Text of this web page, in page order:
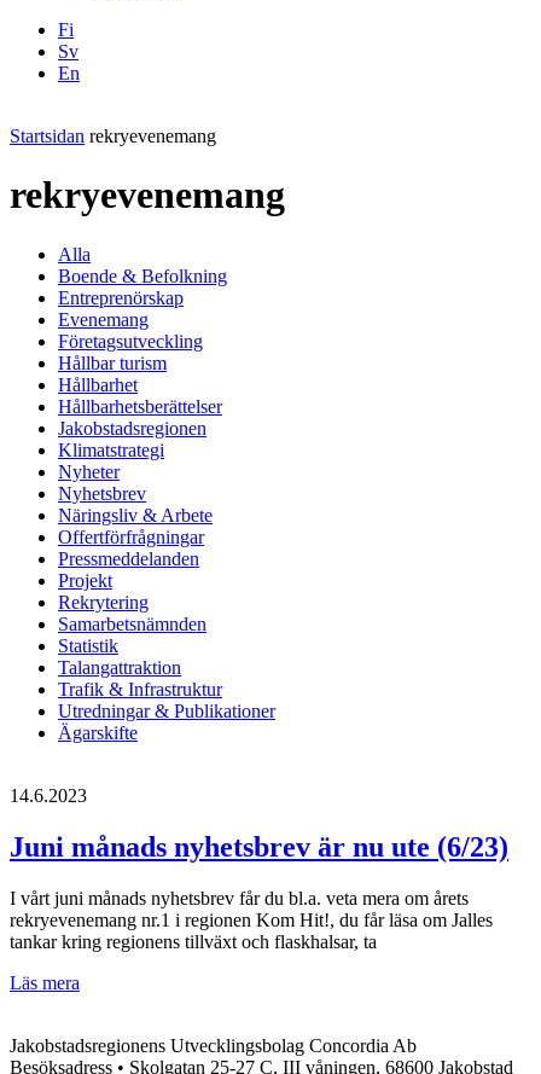
Fi
Sv
En
Startsidan rekryevenemang
rekryevenemang
Alla
Boende & Befolkning
Entreprenörskap
Evenemang
Företagsutveckling
Hållbar turism
Hållbarhet
Hållbarhetsberättelser
Jakobstadsregionen
Klimatstrategi
Nyheter
Nyhetsbrev
Näringsliv & Arbete
Offertförfrågningar
Pressmeddelanden
Projekt
Rekrytering
Samarbetsnämnden
Statistik
Talangattraktion
Trafik & Infrastruktur
Utredningar & Publikationer
Ägarskifte
14.6.2023
Juni månads nyhetsbrev är nu ute (6/23)
I vårt juni månads nyhetsbrev får du bl.a. veta mera om årets
rekryevenemang nr.1 i regionen Kom Hit!, du får läsa om Jalles
tankar kring regionens tillväxt och flaskhalsar, ta
Läs mera
är
nu
Jakobstadsregionens Utvecklingsbolag Concordia Ab
Besöksadress • Skolgatan 25-27 C, III våningen, 68600 Jakobstad